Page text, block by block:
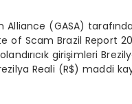
Alliance (GASA)
of Scam Brazil Report
girişimleri
Reali (R$) maddi